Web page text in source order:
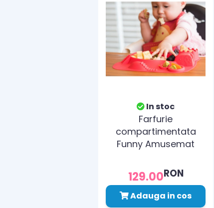
In stoc
Farfurie
compartimentata
Funny Amusemat
129.00RON
Adauga in cos